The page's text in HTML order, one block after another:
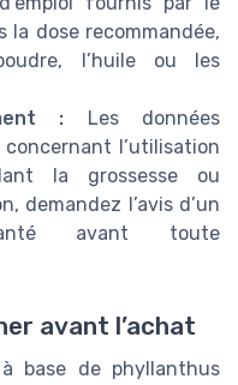
la dose recommandée,
l’huile ou les
: Les données
l’utilisation
la grossesse ou
demandez l’avis d’un
avant toute
avant l’achat
base de phyllanthus